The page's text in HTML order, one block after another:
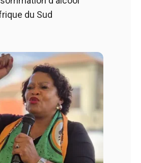
du Sud